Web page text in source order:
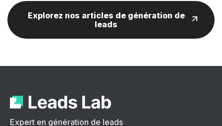
Explorez nos articles de génération de
leads
Expert en génération de leads